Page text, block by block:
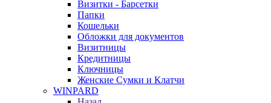
Визитки - Барсетки
Папки
Кошельки
Обложки для документов
Визитницы
Кредитницы
Ключницы
Женские Сумки и Клатчи
WINPARD